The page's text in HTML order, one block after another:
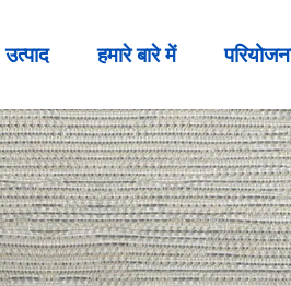
उत्पाद हमारे बारे में